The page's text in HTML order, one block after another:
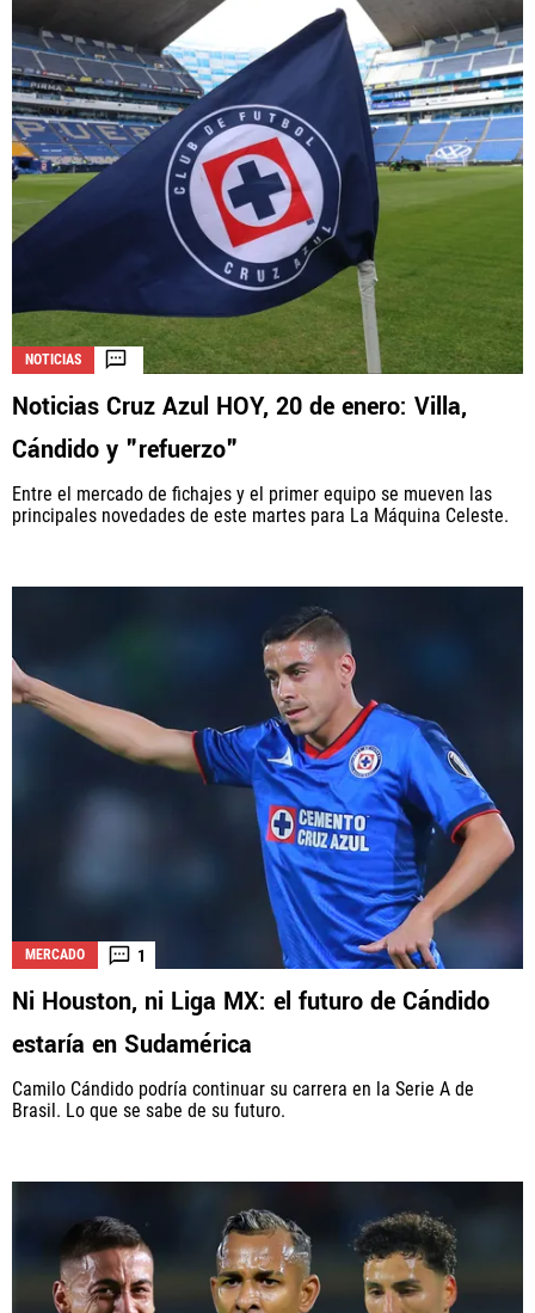
NOTICIAS
Noticias Cruz Azul HOY, 20 de enero: Villa,
Cándido y "refuerzo"
Entre el mercado de fichajes y el primer equipo se mueven las
principales novedades de este martes para La Máquina Celeste.
MERCADO 1
Ni Houston, ni Liga MX: el futuro de Cándido
estaría en Sudamérica
Camilo Cándido podría continuar su carrera en la Serie A de
Brasil. Lo que se sabe de su futuro.